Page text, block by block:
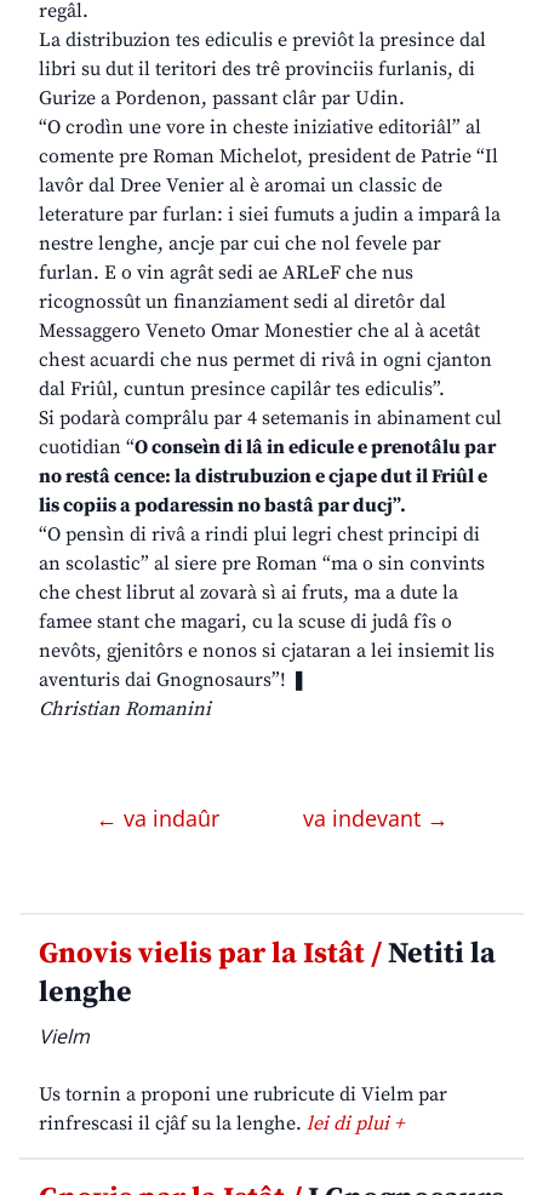
regâl.
La distribuzion tes ediculis e previôt la presince dal
libri su dut il teritori des trê provinciis furlanis, di
Gurize a Pordenon, passant clâr par Udin.
“O crodìn une vore in cheste iniziative editoriâl” al
comente pre Roman Michelot, president de Patrie “Il
lavôr dal Dree Venier al è aromai un classic de
leterature par furlan: i siei fumuts a judin a imparâ la
nestre lenghe, ancje par cui che nol fevele par
furlan. E o vin agrât sedi ae ARLeF che nus
ricognossût un finanziament sedi al diretôr dal
Messaggero Veneto Omar Monestier che al à acetât
chest acuardi che nus permet di rivâ in ogni cjanton
dal Friûl, cuntun presince capilâr tes ediculis”.
Si podarà comprâlu par 4 setemanis in abinament cul
cuotidian “O conseìn di lâ in edicule e prenotâlu par
no restâ cence: la distrubuzion e cjape dut il Friûl e
lis copiis a podaressin no bastâ par ducj”.
“O pensìn di rivâ a rindi plui legri chest principi di
an scolastic” al siere pre Roman “ma o sin convints
che chest librut al zovarà sì ai fruts, ma a dute la
famee stant che magari, cu la scuse di judâ fîs o
nevôts, gjenitôrs e nonos si cjataran a lei insiemit lis
aventuris dai Gnognosaurs”! ❚
Christian Romanini
← va indaûr va indevant →
Gnovis vielis par la Istât /Netiti la
lenghe
Vielm
Us tornin a proponi une rubricute di Vielm par
rinfrescasi il cjâf su la lenghe. lei di plui +